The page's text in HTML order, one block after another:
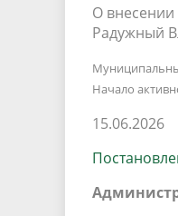
О
Радужный
Начало
15.06.2026